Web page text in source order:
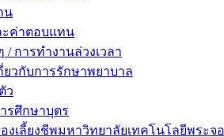
น
ะค่าตอบแทน
/ การทำงานล่วงเวลา
ยวกับการรักษาพยาบาล
ว
รศึกษาบุตร
งเลี้ยงชีพมหาวิทยาลัยเทคโนโลยีพระจ